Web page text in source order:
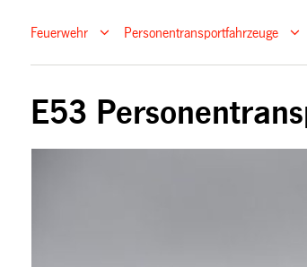
Feuerwehr Personentransportfahrzeuge
E53